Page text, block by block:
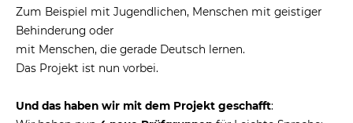
Zum Beispiel mit Jugendlichen, Menschen mit geistiger
Behinderung oder
mit Menschen, die gerade Deutsch lernen.
Das Projekt ist nun vorbei.
Und das haben wir mit dem Projekt geschafft: